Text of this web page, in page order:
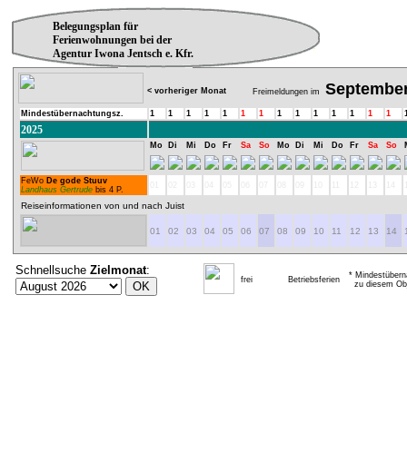
Belegungsplan für
Ferienwohnungen bei der
Agentur Iwona Jentsch e. Kfr.
< vorheriger Monat Freimeldungen im
Mindestübernachtungsz. 1 1 1 1 1 1 1 1 1 1 1 1 1 1
2025
Mo Di Mi Do Fr Sa So Mo Di Mi Do Fr Sa So
FeWo De gode Stuuv
Landhaus Gertrude bis 4 P.
Reiseinformationen von und nach Juist
01 02 03 04 05 06 07 08 09 10 11 12 13 14
Schnellsuche Zielmonat:
frei Betriebsferien
*
zu diesem